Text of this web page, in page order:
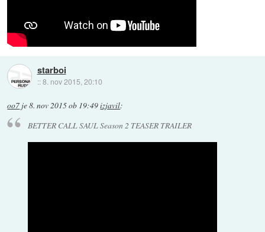
starboi
::8. nov 2015, 20:10
oo7 je8. nov 2015 ob 19:49izjavil:
BETTER CALL SAUL Season 2 TEASER TRAILER